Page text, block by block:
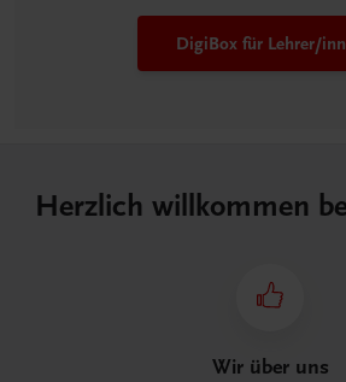
DigiBox für Lehrer/
Herzlich willkommen
Wir über uns